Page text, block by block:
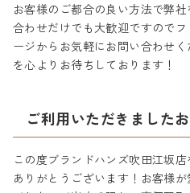
お客様のご都合の良い方法で弊
合わせだけでも大歓迎ですので
ージからお気軽にお問い合わせ
を心よりお待ちしております！
ご利用いただきました
この度ブランドハンズ吹田江坂
ありがとうございます！お客様